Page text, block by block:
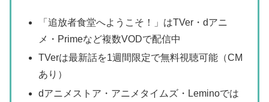
「追放者食堂へようこそ！」はTVer・dアニ
メ・Primeなど複数VODで配信中
TVerは最新話を1週間限定で無料視聴可能（CM
あり）
dアニメストア・アニメタイムズ・Leminoでは